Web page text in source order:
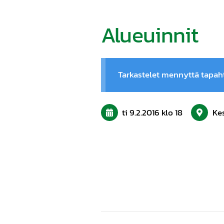
Alueuinnit
Tarkastelet mennyttä
ti 9.2.2016 klo 18